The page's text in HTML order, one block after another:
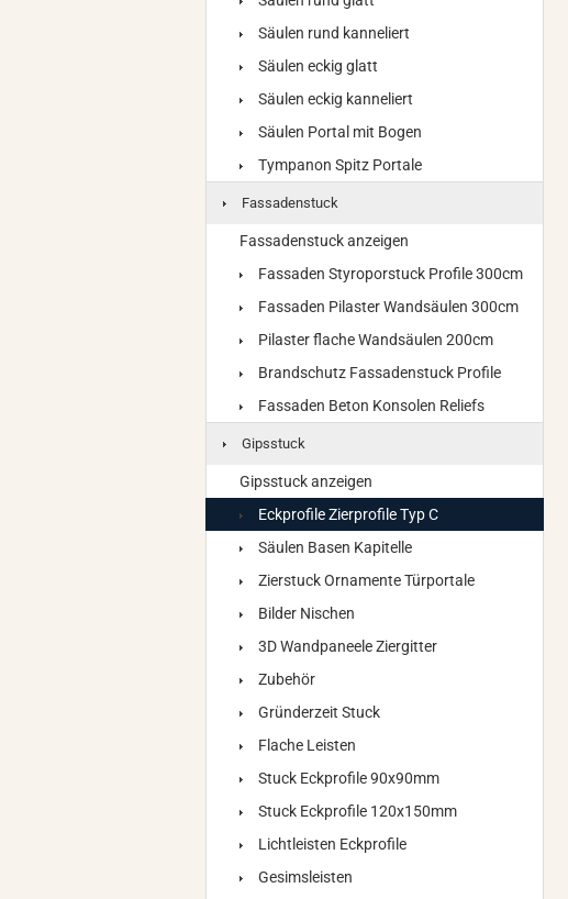
Säulen rund kanneliert
Säulen eckig glatt
Säulen eckig kanneliert
Säulen Portal mit Bogen
Tympanon Spitz Portale
Fassadenstuck
Fassadenstuck anzeigen
Fassaden Styroporstuck Profile 300cm
Fassaden Pilaster Wandsäulen 300cm
Pilaster flache Wandsäulen 200cm
Brandschutz Fassadenstuck Profile
Fassaden Beton Konsolen Reliefs
Gipsstuck
Gipsstuck anzeigen
Eckprofile Zierprofile Typ C
Säulen Basen Kapitelle
Zierstuck Ornamente Türportale
Bilder Nischen
3D Wandpaneele Ziergitter
Zubehör
Gründerzeit Stuck
Flache Leisten
Stuck Eckprofile 90x90mm
Stuck Eckprofile 120x150mm
Lichtleisten Eckprofile
Gesimsleisten